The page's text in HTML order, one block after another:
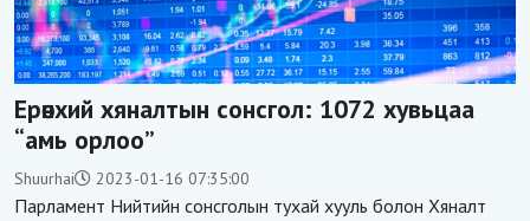
Ерөнхий хяналтын сонсгол: 1072 хувьцаа
“амь орлоо”
Shuurhai 2023-01-16 07:35:00
Парламент Нийтийн сонсголын тухай хууль болон Хяналт